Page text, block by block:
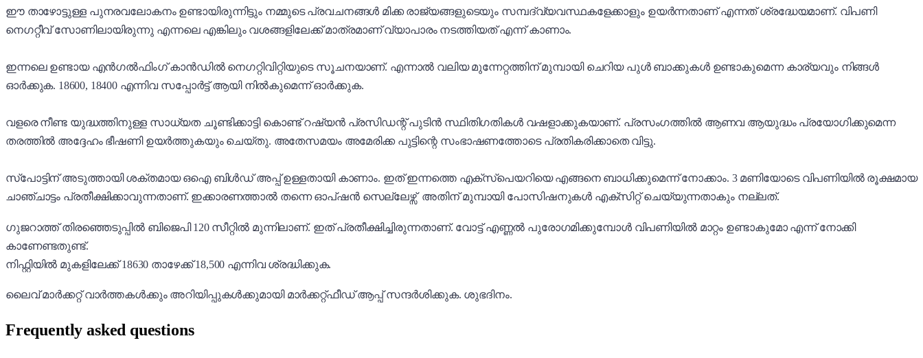
ഈ താഴോട്ടുള്ള പുനരവലോകനം ഉണ്ടായിരുന്നിട്ടും നമ്മുടെ പ്രവചനങ്ങൾ മിക്ക രാജ്യങ്ങളുടെയും സമ്പദ്‌വ്യവസ്ഥകളേക്കാളും ഉയർന്നതാണ് എന്നത് ശ്രദ്ധേയമാണ്. വിപണി
നെഗറ്റീവ് സോണിലായിരുന്നു എന്നലെ എങ്കിലും വശങ്ങളിലേക്ക് മാത്രമാണ് വ്യാപാരം നടത്തിയത് എന്ന് കാണാം.
ഇന്നലെ ഉണ്ടായ എൻഗൽഫിംഗ് കാൻഡിൽ നെഗറ്റിവിറ്റിയുടെ സൂചനയാണ്. എന്നാൽ വലിയ മുന്നേറ്റത്തിന് മുമ്പായി ചെറിയ പുൾ ബാക്കുകൾ ഉണ്ടാകുമെന്ന കാര്യവും നിങ്ങൾ
ഓർക്കുക. 18600, 18400 എന്നിവ സപ്പോർട്ട് ആയി നിൽകുമെന്ന് ഓർക്കുക.
വളരെ നീണ്ട യുദ്ധത്തിനുള്ള സാധ്യത ചൂണ്ടിക്കാട്ടി കൊണ്ട് റഷ്യൻ പ്രസിഡന്റ് പുടിൻ സ്ഥിതിഗതികൾ വഷളാക്കുകയാണ്. പ്രസംഗത്തിൽ ആണവ ആയുദ്ധം പ്രയോഗിക്കുമെന്ന
തരത്തിൽ അദ്ദേഹം ഭീഷണി ഉയർത്തുകയും ചെയ്തു. അതേസമയം അമേരിക്ക പുട്ടിന്റെ സംഭാഷണത്തോടെ പ്രതികരിക്കാതെ വിട്ടു.
സ്പോട്ടിന് അടുത്തായി ശക്തമായ ഒഐ ബിൾഡ് അപ്പ് ഉള്ളതായി കാണാം. ഇത് ഇന്നത്തെ എക്സ്പെയറിയെ എങ്ങനെ ബാധിക്കുമെന്ന് നോക്കാം. 3 മണിയോടെ വിപണിയിൽ രൂക്ഷമായ
ചാഞ്ചാട്ടം പ്രതീക്ഷിക്കാവുന്നതാണ്. ഇക്കാരണത്താൽ തന്നെ ഓപ്ഷൻ സെല്ലേഴ്സ് അതിന് മുമ്പായി പോസിഷനുകൾ എക്സിറ്റ് ചെയ്യുന്നതാകും നല്ലത്.
ഗുജറാത്ത് തിരഞ്ഞെടുപ്പിൽ ബിജെപി 120 സീറ്റിൽ മുന്നിലാണ്. ഇത് പ്രതീക്ഷിച്ചിരുന്നതാണ്. വോട്ട് എണ്ണൽ പുരോഗമിക്കുമ്പോൾ വിപണിയിൽ മാറ്റം ഉണ്ടാകുമോ എന്ന് നോക്കി
കാണേണ്ടതുണ്ട്.
നിഫ്റ്റിയിൽ മുകളിലേക്ക് 18630 താഴേക്ക് 18,500 എന്നിവ ശ്രദ്ധിക്കുക.
ലൈവ് മാർക്കറ്റ് വാർത്തകൾക്കും അറിയിപ്പുകൾക്കുമായി മാർക്കറ്റ്ഫീഡ് ആപ്പ് സന്ദർശിക്കുക. ശുഭദിനം.
Frequently asked questions